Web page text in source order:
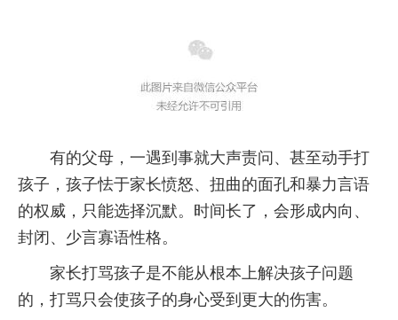
有的父母，一遇到事就大声责问、甚至动手打
孩子，孩子怯于家长愤怒、扭曲的面孔和暴力言语
的权威，只能选择沉默。时间长了，会形成内向、
封闭、少言寡语性格。
家长打骂孩子是不能从根本上解决孩子问题
的，打骂只会使孩子的身心受到更大的伤害。